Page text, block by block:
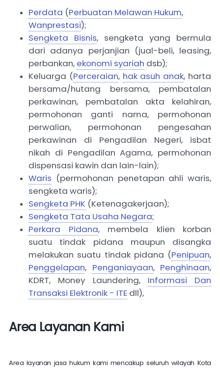
Perdata (Perbuatan Melawan Hukum,
Wanprestasi);
Sengketa Bisnis, sengketa yang bermula
dari adanya perjanjian (jual-beli, leasing,
perbankan, ekonomi syariah dsb);
Keluarga (Perceraian, hak asuh anak, harta
bersama/hutang bersama, pembatalan
perkawinan, pembatalan akta kelahiran,
permohonan ganti nama, permohonan
perwalian, permohonan pengesahan
perkawinan di Pengadilan Negeri, isbat
nikah di Pengadilan Agama, permohonan
dispensasi kawin dan lain-lain);
Waris (permohonan penetapan ahli waris,
sengketa waris);
Sengketa PHK (Ketenagakerjaan);
Sengketa Tata Usaha Negara;
Perkara Pidana, membela klien korban
suatu tindak pidana maupun disangka
melakukan suatu tindak pidana (Penipuan,
Penggelapan, Penganiayaan, Penghinaan,
KDRT, Money Laundering, Informasi Dan
Transaksi Elektronik - ITE dll),
Area Layanan Kami
Area layanan jasa hukum kami mencakup seluruh wilayah Kota